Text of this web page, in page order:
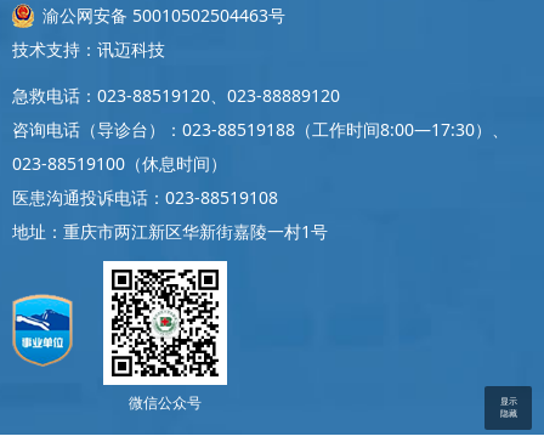
显示
隐藏
渝公网安备 50010502504463号
技术支持：讯迈科技
急救电话：023-88519120、023-88889120
咨询电话（导诊台）：023-88519188（工作时间8:00—17:30）、
023-88519100（休息时间）
医患沟通投诉电话：023-88519108
地址：重庆市两江新区华新街嘉陵一村1号
微信公众号